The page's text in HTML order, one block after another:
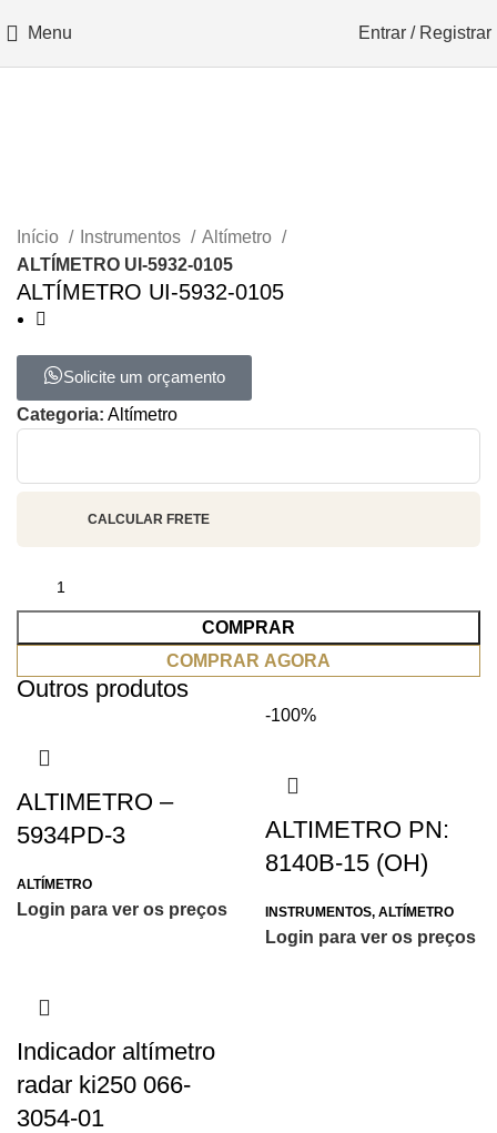
Menu Entrar / Registrar
Início Instrumentos
Altímetro
ALTÍMETRO UI-5932-0105
ALTÍMETRO UI-5932-0105
Solicite um orçamento
Categoria: Altímetro
CALCULAR FRETE
COMPRAR
COMPRAR AGORA
Outros produtos
ALTIMETRO –
5934PD-3
ALTÍMETRO
Login para ver os preços
-100%
ALTIMETRO PN:
8140B-15 (OH)
INSTRUMENTOS, ALTÍMETRO
Login para ver os preços
Indicador altímetro
radar ki250 066-
3054-01